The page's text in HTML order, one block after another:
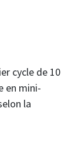
cycle de 10
en mini-
la